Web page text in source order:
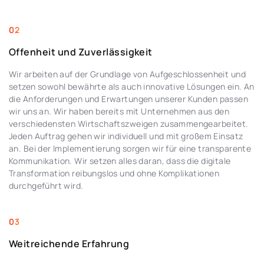
Offenheit und Zuverlässigkeit
Wir arbeiten auf der Grundlage von Aufgeschlossenheit und
setzen sowohl bewährte als auch innovative Lösungen ein. An
die Anforderungen und Erwartungen unserer Kunden passen
wir uns an. Wir haben bereits mit Unternehmen aus den
verschiedensten Wirtschaftszweigen zusammengearbeitet.
Jeden Auftrag gehen wir individuell und mit großem Einsatz
an. Bei der Implementierung sorgen wir für eine transparente
Kommunikation. Wir setzen alles daran, dass die digitale
Transformation reibungslos und ohne Komplikationen
durchgeführt wird.
Weitreichende Erfahrung